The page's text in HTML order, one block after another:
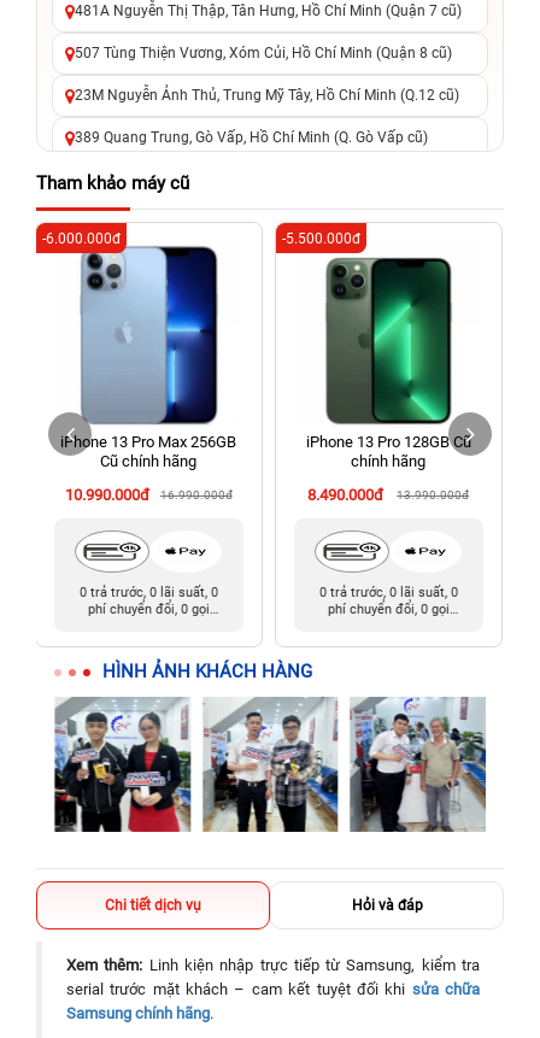
481A Nguyễn Thị Thập, Tân Hưng, Hồ Chí Minh (Quận 7 cũ)
507 Tùng Thiện Vương, Xóm Củi, Hồ Chí Minh (Quận 8 cũ)
23M Nguyễn Ảnh Thủ, Trung Mỹ Tây, Hồ Chí Minh (Q.12 cũ)
389 Quang Trung, Gò Vấp, Hồ Chí Minh (Q. Gò Vấp cũ)
625 - 625A Âu Cơ, Tân Phú, Hồ Chí Minh (Quận Tân Phú cũ)
326 Lê Văn Việt, Tăng Nhơn Phú, Hồ Chí Minh (Q.9 TP. Thủ
Đức cũ)
256 Võ Văn Ngân, Thủ Đức, Hồ Chí Minh (Bình Thọ, TP. Thủ
70 Nguyễn An Ninh, Dĩ An, Hồ Chí Minh (Bình Dương Cũ)
24h Vũng Tàu: 162A Ba Cu, Vũng Tàu, Hồ Chí Minh (TP. Vũng
Tàu cũ)
198 Hoàng Văn Thụ, Tân Sơn Nhất, Hồ Chí Minh (Tân Bình
Tham khảo máy cũ
iPhone 13 Pro Max 256GB
Cũ chính hãng
10.990.000đ
16.990.000đ
-6.000.000đ
0 trả trước, 0 lãi suất, 0
phí chuyển đổi, 0 gọi
iPhone 13 Pro 128GB Cũ
chính hãng
8.490.000đ
13.990.000đ
-5.500.000đ
0 trả trước, 0 lãi suất, 0
phí chuyển đổi, 0 gọi
HÌNH ẢNH KHÁCH HÀNG
Chi tiết dịch vụ Hỏi và đáp
Xem thêm: Linh kiện nhập trực tiếp từ Samsung, kiểm tra
serial trước mặt khách – cam kết tuyệt đối khi sửa chữa
Samsung chính hãng.